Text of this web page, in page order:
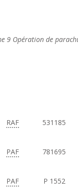
9 Opération de
RAF 531185
PAF 781695
PAF P 1552